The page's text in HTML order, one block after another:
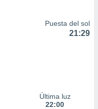
Puesta del sol
21:29
Última luz
22:00